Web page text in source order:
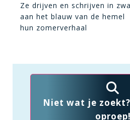
Ze drijven en schrijven in
aan het blauw van de hemel
hun zomerverhaal
Niet wat je
oproep!